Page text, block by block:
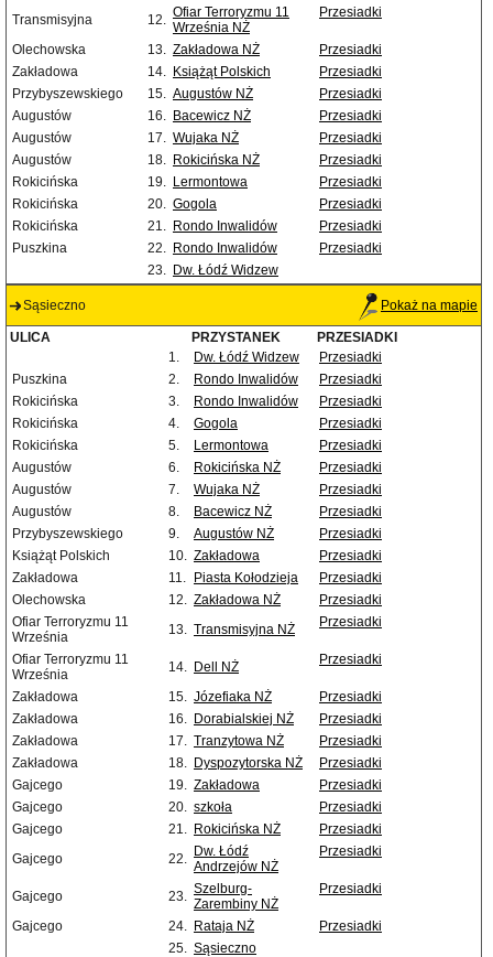
Transmisyjna 12. Ofiar Terroryzmu 11
Września NŻ
Przesiadki
Olechowska 13. Zakładowa NŻ
Przesiadki
Zakładowa
14. Książąt Polskich
Przesiadki
Przybyszewskiego
15. Augustów NŻ
Przesiadki
Augustów
16. Bacewicz NŻ
Przesiadki
Augustów
17. Wujaka NŻ
Przesiadki
Augustów
18. Rokicińska NŻ
Przesiadki
Rokicińska
19. Lermontowa
Przesiadki
Rokicińska
20. Gogola
Przesiadki
Rokicińska
21. Rondo Inwalidów
Przesiadki
Puszkina
22. Rondo Inwalidów
Przesiadki
23. Dw. Łódź Widzew
Sąsieczno Pokaż na mapie
ULICA PRZYSTANEK
PRZESIADKI
1.
Dw. Łódź Widzew
Przesiadki
Puszkina
2. Rondo Inwalidów
Przesiadki
Rokicińska
3. Rondo Inwalidów
Przesiadki
Rokicińska
4. Gogola
Przesiadki
Rokicińska
5. Lermontowa
Przesiadki
Augustów
6. Rokicińska NŻ
Przesiadki
Augustów
7. Wujaka NŻ
Przesiadki
Augustów
8. Bacewicz NŻ
Przesiadki
Przybyszewskiego
9. Augustów NŻ
Przesiadki
Książąt Polskich
10. Zakładowa
Przesiadki
Zakładowa
11. Piasta Kołodzieja
Przesiadki
Olechowska
12. Zakładowa NŻ
Przesiadki
Ofiar Terroryzmu 11
Września
13. Transmisyjna NŻ Przesiadki
Ofiar Terroryzmu 11
Września
14. Dell NŻ Przesiadki
Zakładowa 15. Józefiaka NŻ
Przesiadki
Zakładowa
16. Dorabialskiej NŻ
Przesiadki
Zakładowa
17. Tranzytowa NŻ
Przesiadki
Zakładowa
18. Dyspozytorska NŻ
Przesiadki
Gajcego
19. Zakładowa
Przesiadki
Gajcego
20. szkoła
Przesiadki
Gajcego
21. Rokicińska NŻ
Przesiadki
Gajcego
22. Dw. Łódź
Andrzejów NŻ
Przesiadki
Gajcego 23. Szelburg-
Zarembiny NŻ
Przesiadki
Gajcego 24. Rataja NŻ
Przesiadki
25. Sąsieczno